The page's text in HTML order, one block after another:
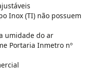
Inox (TI) não possuem
umidade do ar
Portaria Inmetro nº